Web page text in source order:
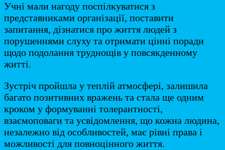
Учні мали нагоду поспілкуватися з
представниками організації, поставити
запитання, дізнатися про життя людей з
порушеннями слуху та отримати цінні поради
щодо подолання труднощів у повсякденному
житті.
Зустріч пройшла у теплій атмосфері, залишила
багато позитивних вражень та стала ще одним
кроком у формуванні толерантності,
взаємоповаги та усвідомлення, що кожна людина,
незалежно від особливостей, має рівні права і
можливості для повноцінного життя.